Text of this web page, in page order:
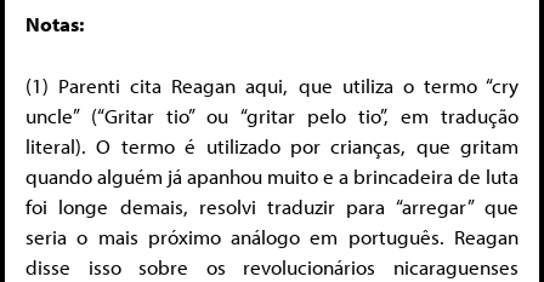
Notas:
(1) Parenti cita Reagan aqui, que utiliza o termo “cry
uncle” (“Gritar tio” ou “gritar pelo tio”, em tradução
literal). O termo é utilizado por crianças, que gritam
quando alguém já apanhou muito e a brincadeira de luta
foi longe demais, resolvi traduzir para “arregar” que
seria o mais próximo análogo em português. Reagan
disse isso sobre os revolucionários nicaraguenses